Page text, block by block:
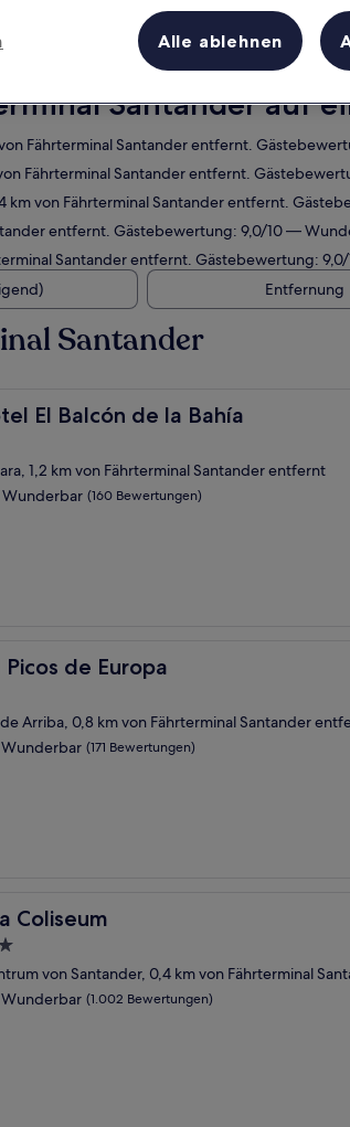
Dieses
7. Aug. - 9.
Santander auf
Fährterminal Santander entfernt.
Fährterminal Santander entfernt.
von Fährterminal Santander entfernt.
entfernt. Gästebewertung: 9,0/10 —
Santander entfernt. Gästebewertung:
Entfernung
Santander
El Balcón de la Bahía
El Balcón de la Bahía
1,2 km von Fährterminal Santander entfernt
Wunderbar (160 Bewertungen)
de Europa
de Europa
Arriba, 0,8 km von Fährterminal Santander
Wunderbar (171 Bewertungen)
Coliseum
von Santander, 0,4 km von Fährterminal
Wunderbar (1.002 Bewertungen)
Alle ablehnen